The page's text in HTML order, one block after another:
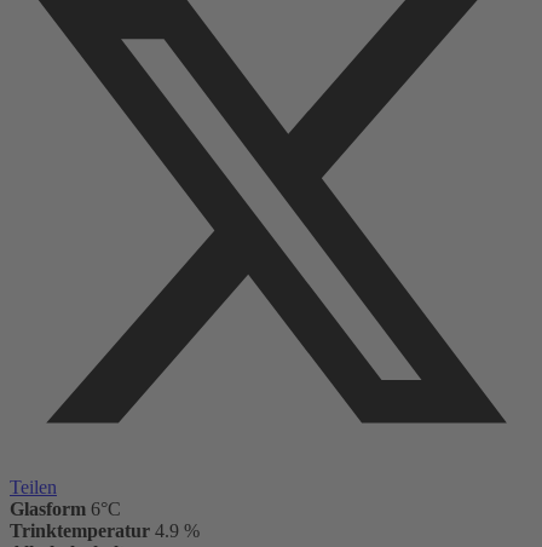
Teilen
Glasform 6°C
Trinktemperatur 4.9 %